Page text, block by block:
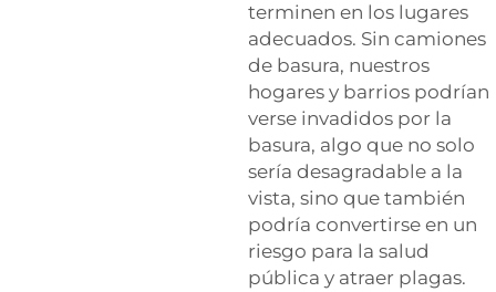
terminen en los lugares
adecuados. Sin camiones
de basura, nuestros
hogares y barrios podrían
verse invadidos por la
basura, algo que no solo
sería desagradable a la
vista, sino que también
podría convertirse en un
riesgo para la salud
pública y atraer plagas.